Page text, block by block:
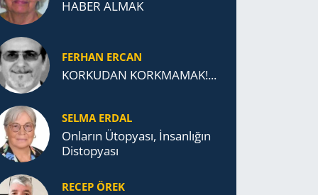
HABER ALMAK
FERHAN ERCAN
KORKUDAN KORKMAMAK!...
SELMA ERDAL
Onların Ütopyası, İnsanlığın
Distopyası
RECEP ÖREK